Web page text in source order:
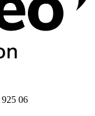
06